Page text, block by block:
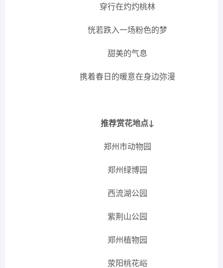
穿行在灼灼桃林
恍若跌入一场粉色的梦
甜美的气息
携着春日的暖意在身边弥漫
推荐赏花地点↓
郑州市动物园
郑州绿博园
西流湖公园
紫荆山公园
郑州植物园
荥阳桃花峪